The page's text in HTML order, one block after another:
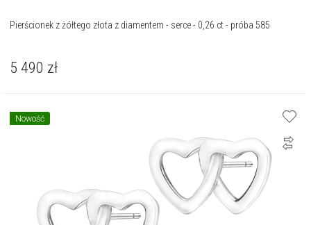
Pierścionek z żółtego złota z diamentem - serce - 0,26 ct - próba 585
5 490 zł
Nowość